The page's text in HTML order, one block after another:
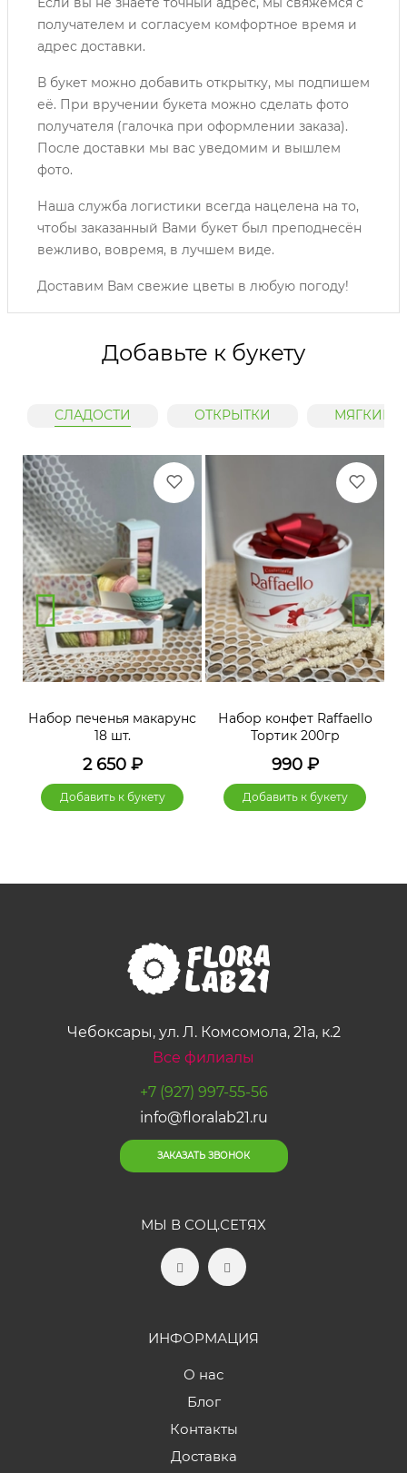
получателем и согласуем комфортное время и
адрес доставки.
В букет можно добавить открытку, мы подпишем
её. При вручении букета можно сделать фото
получателя (галочка при оформлении заказа).
После доставки мы вас уведомим и вышлем
фото.
Наша служба логистики всегда нацелена на то,
чтобы заказанный Вами букет был преподнесён
вежливо, вовремя, в лучшем виде.
Доставим Вам свежие цветы в любую погоду!
Добавьте к букету
СЛАДОСТИ ОТКРЫТКИ МЯГКИЕ
Набор печенья макарунс
18 шт.
2 650₽
Добавить к букету
Набор конфет Raffaello
Тортик 200гр
990₽
Добавить к букету
Чебоксары, ул. Л. Комсомола, 21а, к.2
Все филиалы
+7 (927) 997-55-56
info@floralab21.ru
ЗАКАЗАТЬ ЗВОНОК
МЫ В СОЦ.СЕТЯХ
ИНФОРМАЦИЯ
О нас
Блог
Контакты
Доставка